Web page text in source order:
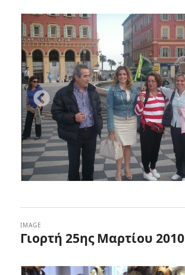
Γιορτή 25ης Μαρτίου 2010
IMAGE